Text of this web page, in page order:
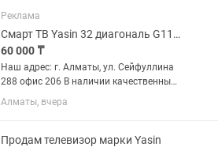
Реклама
Смарт ТВ Yasin 32 диагональ G11 81 см Google TV голосовое управление
60 000 ₸
Наш адрес: г. Алматы, ул. Сейфуллина
288 офис 206 В наличии качественные
телевизоры от бренда Yasin 32” G11
LED-32 2023 Смарт ТВ, Google TV, Dolby
голосовым...
Алматы, вчера
Продам телевизор марки Yasin